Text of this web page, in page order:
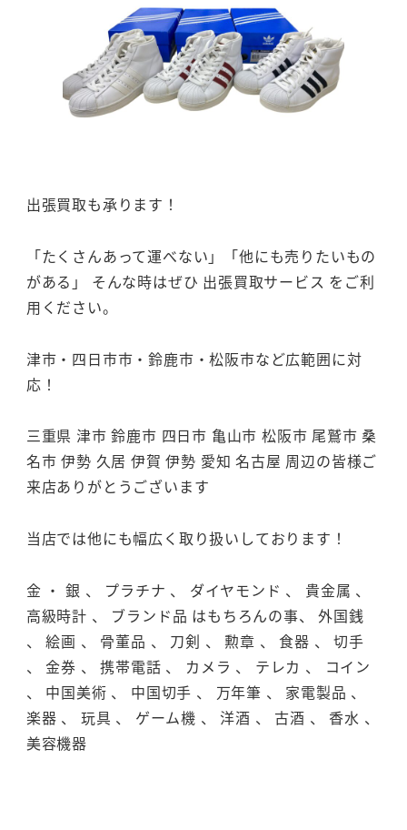
出張買取も承ります！
「たくさんあって運べない」「他にも売りたいもの
がある」 そんな時はぜひ 出張買取サービス をご利
用ください。
津市・四日市市・鈴鹿市・松阪市など広範囲に対
応！
三重県 津市 鈴鹿市 四日市 亀山市 松阪市 尾鷲市 桑
名市 伊勢 久居 伊賀 伊勢 愛知 名古屋 周辺の皆様ご
来店ありがとうございます
当店では他にも幅広く取り扱いしております！
金 ・ 銀 、 プラチナ 、 ダイヤモンド 、 貴金属 、
高級時計 、 ブランド品 はもちろんの事、 外国銭
、 絵画 、 骨董品 、 刀剣 、 勲章 、 食器 、 切手
、 金券 、 携帯電話 、 カメラ 、 テレカ 、 コイン
、 中国美術 、 中国切手 、 万年筆 、 家電製品 、
楽器 、 玩具 、 ゲーム機 、 洋酒 、 古酒 、 香水 、
美容機器